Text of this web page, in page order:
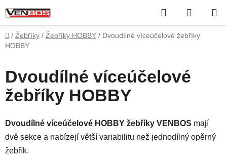
na
obsah
Hledat
KOŠÍK
Domů
/ Žebříky / Žebříky HOBBY / Dvoudílné víceúčelové žebříky
HOBBY
Dvoudílné víceúčelové
žebříky HOBBY
Dvoudílné víceúčelové HOBBY žebříky VENBOS mají
dvě sekce a nabízejí větší variabilitu než jednodílný opěrný
žebřík.